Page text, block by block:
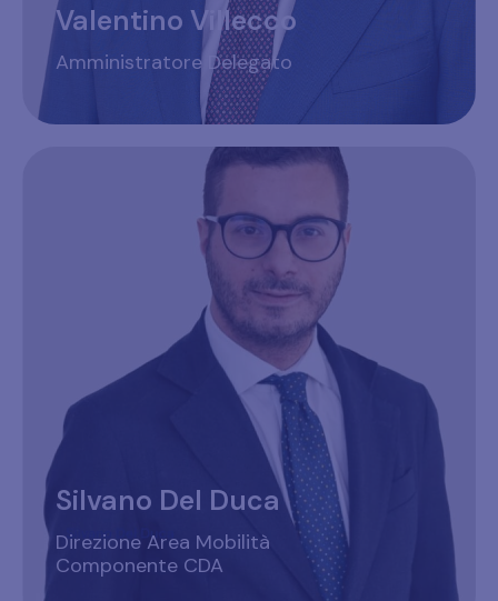
Valentino Villecco
Amministratore Delegato
Silvano Del Duca
Direzione Area Mobilità
Componente CDA